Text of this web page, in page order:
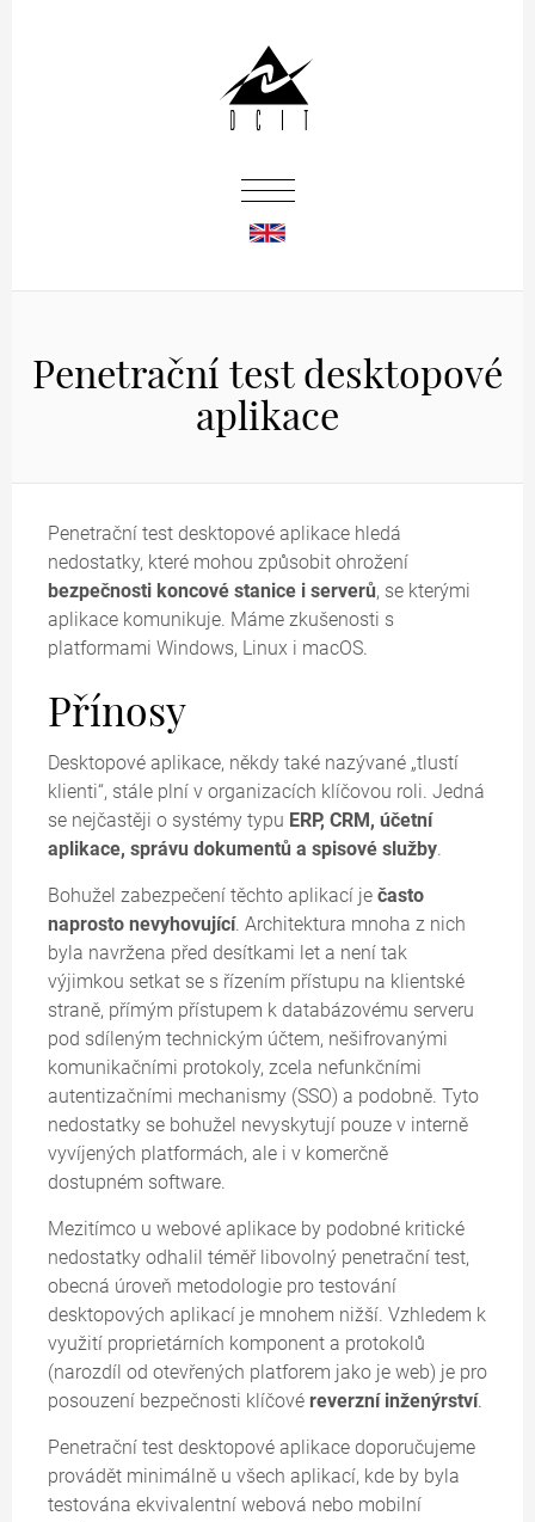
Penetrační test desktopové
aplikace
Penetrační test desktopové aplikace hledá
nedostatky, které mohou způsobit ohrožení
bezpečnosti koncové stanice i serverů, se kterými
aplikace komunikuje. Máme zkušenosti s
platformami Windows, Linux i macOS.
Přínosy
Desktopové aplikace, někdy také nazývané tlustí
klienti , stále plní v organizacích klíčovou roli. Jedná
se nejčastěji o systémy typu ERP, CRM, účetní
aplikace, správu dokumentů a spisové služby.
Bohužel zabezpečení těchto aplikací je často
naprosto nevyhovující. Architektura mnoha z nich
byla navržena před desítkami let a není tak
výjimkou setkat se s řízením přístupu na klientské
straně, přímým přístupem k databázovému serveru
pod sdíleným technickým účtem, nešifrovanými
komunikačními protokoly, zcela nefunkčními
autentizačními mechanismy (SSO) a podobně. Tyto
nedostatky se bohužel nevyskytují pouze v interně
vyvíjených platformách, ale i v komerčně
dostupném software.
Mezitímco u webové aplikace by podobné kritické
nedostatky odhalil téměř libovolný penetrační test,
obecná úroveň metodologie pro testování
desktopových aplikací je mnohem nižší. Vzhledem k
využití proprietárních komponent a protokolů
(narozdíl od otevřených platforem jako je web) je pro
posouzení bezpečnosti klíčové reverzní inženýrství.
Penetrační test desktopové aplikace doporučujeme
provádět minimálně u všech aplikací, kde by byla
testována ekvivalentní webová nebo mobilní